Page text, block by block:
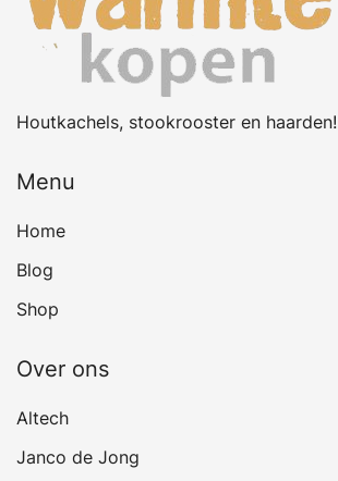
Houtkachels, stookrooster en haarden!
Menu
Home
Blog
Shop
Over ons
Altech
Janco de Jong